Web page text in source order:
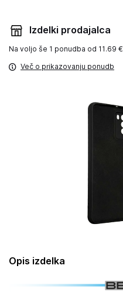
Opis izdelka
Izdelki prodajalca
Na voljo še 1 ponudba od 11.69 €
Več o prikazovanju ponudb